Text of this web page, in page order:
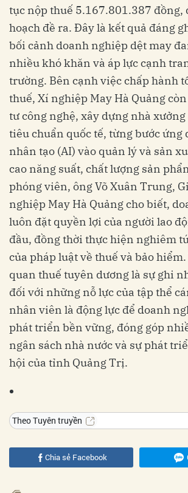
tục nộp thuế 5.167.801.387 đồng,
hoạch đề ra. Đây là kết quả đáng
bối cảnh doanh nghiệp dệt may
nhiều khó khăn và áp lực cạnh
trường. Bên cạnh việc chấp hành
thuế, Xí nghiệp May Hà Quảng
tư công nghệ, xây dựng nhà
tiêu chuẩn quốc tế, từng bước ứng
nhân tạo (AI) vào quản lý và sản
cao năng suất, chất lượng sản
phóng viên, ông Võ Xuân Trung,
nghiệp May Hà Quảng cho biết,
luôn đặt quyền lợi của người lao
đầu, đồng thời thực hiện nghiêm
của pháp luật về thuế và bảo
quan thuế tuyên dương là sự ghi
đối với những nỗ lực của tập thể
nhân viên là động lực để doanh
phát triển bền vững, đóng góp
ngân sách nhà nước và sự phát
hội của tỉnh Quảng Trị.
Theo Tuyên truyền
Chia sẻ Facebook